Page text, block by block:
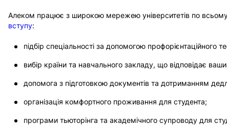
Алеком працює з широкою мережею університетів по всьому
вступу:
підбір спеціальності за допомогою профорієнтаційного
вибір країни та навчального закладу, що відповідає
допомога з підготовкою документів та дотриманням
організація комфортного проживання для студента;
програми тьюторінга та академічного супроводу для